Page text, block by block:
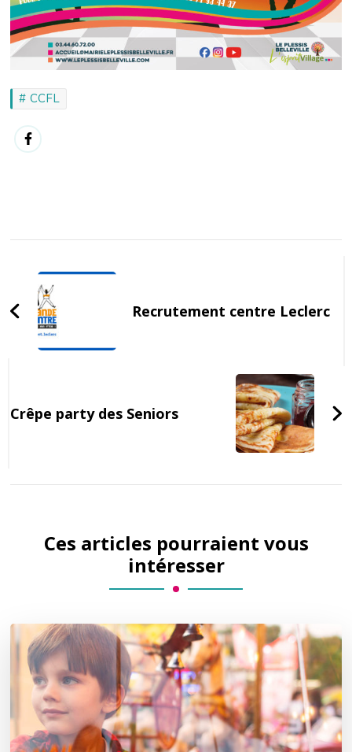
CCFL
Navigation
Recrutement centre Leclerc
Crêpe party des Seniors
Ces articles pourraient vous
intéresser